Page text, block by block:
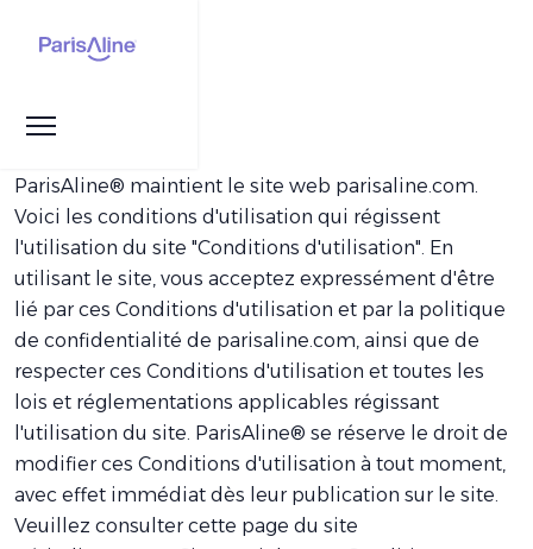
ParisAline® maintient le site web parisaline.com.
Voici les conditions d'utilisation qui régissent
l'utilisation du site "Conditions d'utilisation". En
utilisant le site, vous acceptez expressément d'être
lié par ces Conditions d'utilisation et par la politique
de confidentialité de parisaline.com, ainsi que de
respecter ces Conditions d'utilisation et toutes les
lois et réglementations applicables régissant
l'utilisation du site. ParisAline® se réserve le droit de
modifier ces Conditions d'utilisation à tout moment,
avec effet immédiat dès leur publication sur le site.
Veuillez consulter cette page du site